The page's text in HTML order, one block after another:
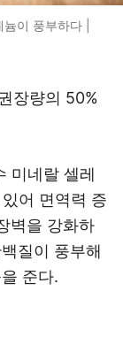
이 풍부하다 |
장량의 50%
미네랄 셀레
어 면역력 증
벽을 강화하
질이 풍부해
준다.